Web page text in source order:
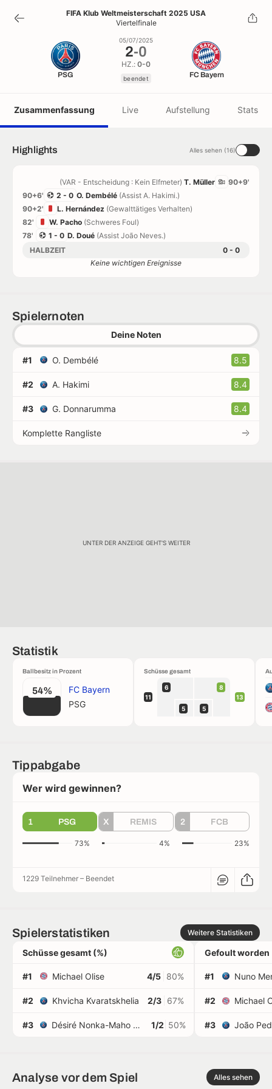
2-0
beendet
FIFA Klub Weltmeisterschaft 2025 USA
Viertelfinale
PSG
05/07/2025
2-0
HZ.: 0-0
beendet FC Bayern
Zusammenfassung Live Aufstellung Stats
Highlights Alles sehen (16)
90+9'
(VAR - Entscheidung : Kein Elfmeter) T. Müller
90+6'
2 - 0 O. Dembélé (Assist A. Hakimi.)
90+2'
L. Hernández (Gewalttätiges Verhalten)
82'
W. Pacho (Schweres Foul)
78'
1 - 0 D. Doué (Assist João Neves.)
HALBZEIT
0 - 0
Keine wichtigen Ereignisse
Spielernoten
Deine Noten
#1 O. Dembélé 8.5
#2 A. Hakimi 8.4
#3 G. Donnarumma 8.4
Komplette Rangliste
UNTER DER ANZEIGE GEHT'S WEITER
Statistik
Ballbesitz in Prozent
54%
FC Bayern
PSG
Schüsse gesamt
11
6 8
5 5
13
Tippabgabe
Wer wird gewinnen?
1 PSG X REMIS 2 FCB
73% 4% 23%
1229 Teilnehmer – Beendet
Spielerstatistiken Weitere Statistiken
Schüsse gesamt (%)
#1 Michael Olise 4/5 80%
#2 Khvicha Kvaratskhelia 2/3 67%
#3 Désiré Nonka-Maho Doué 1/2 50%
Gefoult worden
#1 Nuno
#2 Michael
#3 João
Analyse vor dem Spiel Alles sehen